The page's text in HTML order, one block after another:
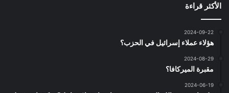
الأكثر قراءة
2024-09-22
هؤلاء عملاء إسرائيل في الحزب؟
2024-08-29
مقبرة الميركافا؟
2024-06-19